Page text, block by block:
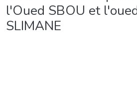
l'Oued SBOU et
SLIMANE